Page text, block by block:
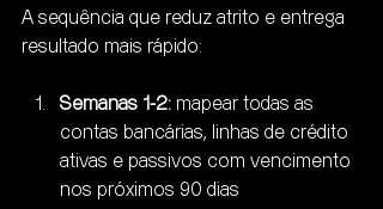
A sequência que reduz atrito e entrega
resultado mais rápido:
Semanas 1-2: mapear todas as
contas bancárias, linhas de crédito
ativas e passivos com vencimento
nos próximos 90 dias